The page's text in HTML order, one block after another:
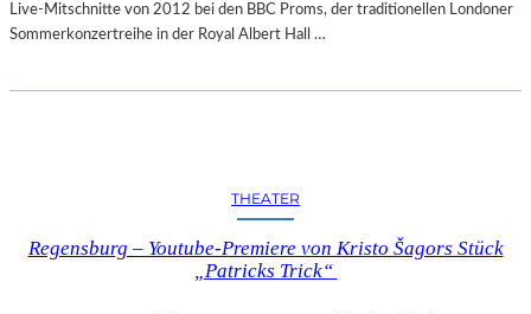
Live-Mitschnitte von 2012 bei den BBC Proms, der traditionellen Londoner
Sommerkonzertreihe in der Royal Albert Hall …
THEATER
Regensburg – Youtube-Premiere von Kristo Šagors Stück
„Patricks Trick“